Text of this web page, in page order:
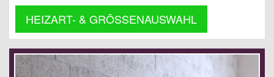
HEIZART- & GRÖSSENAUSWAHL